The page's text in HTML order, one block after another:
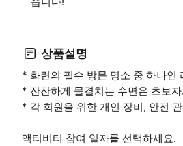
상품설명
* 화련의 필수 방문 명소 중 하나인
* 잔잔하게 물결치는 수면은 초보
* 각 회원을 위한 개인 장비, 안전
액티비티 참여 일자를 선택하세요.